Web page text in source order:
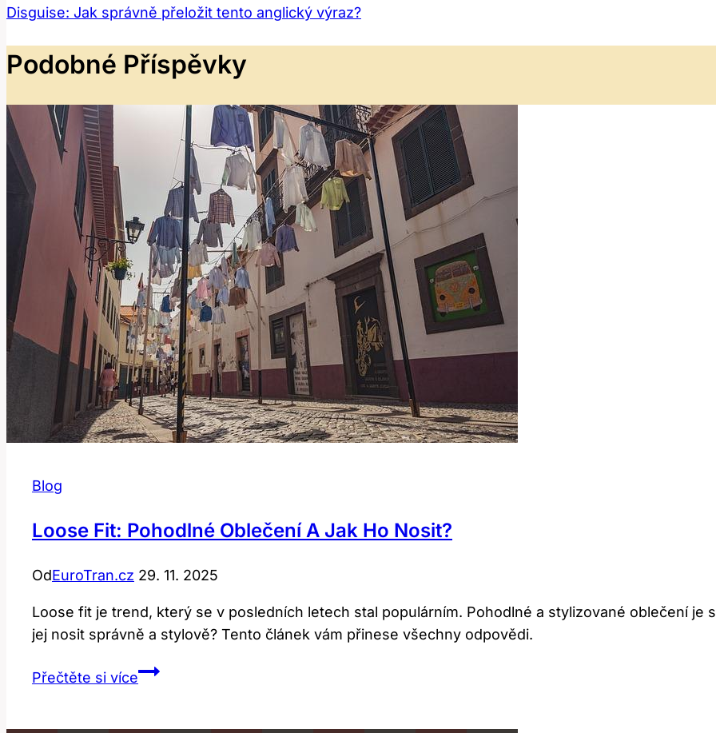
Příspěvek
Disguise: Jak správně přeložit tento anglický výraz?
Podobné Příspěvky
Blog
Loose Fit: Pohodlné Oblečení A Jak Ho Nosit?
OdEuroTran.cz 29. 11. 2025
Loose fit je trend, který se v posledních letech stal populárním. Pohodlné a stylizované oblečení je
jej nosit správně a stylově? Tento článek vám přinese všechny odpovědi.
Přečtěte si víceLoose